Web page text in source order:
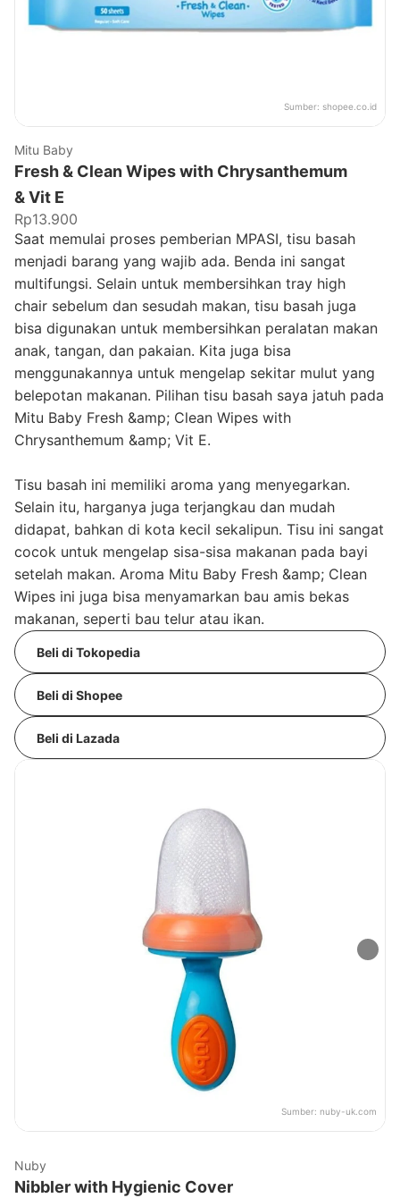
Sumber: shopee.co.id
Mitu Baby
Fresh & Clean Wipes with Chrysanthemum
& Vit E
Rp13.900
Saat memulai proses pemberian MPASI, tisu basah
menjadi barang yang wajib ada. Benda ini sangat
multifungsi. Selain untuk membersihkan tray high
chair sebelum dan sesudah makan, tisu basah juga
bisa digunakan untuk membersihkan peralatan makan
anak, tangan, dan pakaian. Kita juga bisa
menggunakannya untuk mengelap sekitar mulut yang
belepotan makanan. Pilihan tisu basah saya jatuh pada
Mitu Baby Fresh &amp; Clean Wipes with
Chrysanthemum &amp; Vit E.
Tisu basah ini memiliki aroma yang menyegarkan.
Selain itu, harganya juga terjangkau dan mudah
didapat, bahkan di kota kecil sekalipun. Tisu ini sangat
cocok untuk mengelap sisa-sisa makanan pada bayi
setelah makan. Aroma Mitu Baby Fresh &amp; Clean
Wipes ini juga bisa menyamarkan bau amis bekas
makanan, seperti bau telur atau ikan.
Beli di Tokopedia
Beli di Shopee
Beli di Lazada
Sumber: nuby-uk.com
Nuby
Nibbler with Hygienic Cover